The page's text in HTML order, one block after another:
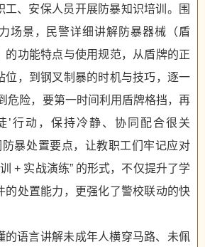
工、安保人员开展防暴知识培训。围
场景，民警详细讲解防暴器械（盾
的功能特点与使用规范，从盾牌的正
位，到钢叉制暴的时机与技巧，逐一
危险，要第一时间利用盾牌格挡，再
’行动，保持冷静、协同配合很关
防暴处置要点，让教职工们牢记应对
+ 实战演练” 的形式，不仅提升了学
的处置能力，更强化了警校联动的快
的语言讲解未成年人横穿马路、未佩